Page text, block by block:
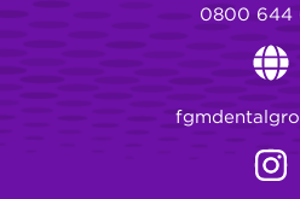
0800 644